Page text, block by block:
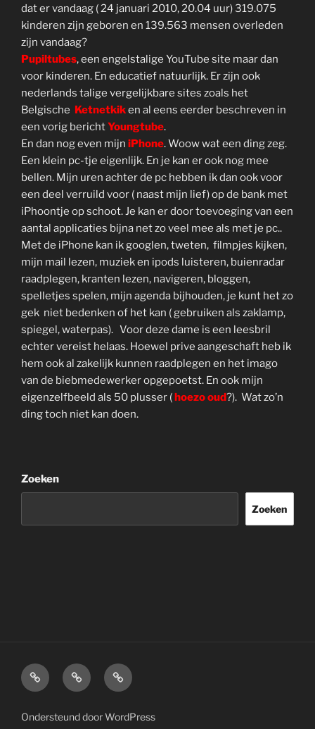
dat er vandaag ( 24 januari 2010, 20.04 uur) 319.075
kinderen zijn geboren en 139.563 mensen overleden
zijn vandaag?
Pupiltubes, een engelstalige YouTube site maar dan
voor kinderen. En educatief natuurlijk. Er zijn ook
nederlands talige vergelijkbare sites zoals het
Belgische
Ketnetkiken al eens eerder beschreven in
een vorig berichtYoungtube.
En dan nog even mijn iPhone. Woow wat een ding zeg.
Een klein pc-tje eigenlijk. En je kan er ook nog mee
bellen. Mijn uren achter de pc hebben ik dan ook voor
een deel verruild voor ( naast mijn lief) op de bank met
iPhoontje op schoot. Je kan er door toevoeging van een
aantal applicaties bijna net zo veel mee als met je pc..
Met de iPhone kan ik googlen, tweten, filmpjes kijken,
mijn mail lezen, muziek en ipods luisteren, buienradar
raadplegen, kranten lezen, navigeren, bloggen,
spelletjes spelen, mijn agenda bijhouden, je kunt het zo
gek niet bedenken of het kan ( gebruiken als zaklamp,
spiegel, waterpas). Voor deze dame is een leesbril
echter vereist helaas. Hoewel prive aangeschaft heb ik
hem ook al zakelijk kunnen raadplegen en het imago
van de biebmedewerker opgepoetst. En ook mijn
eigenzelfbeeld als 50 plusser ( hoezo oud?). Wat zo’n
ding toch niet kan doen.
Zoeken
Zoeken
Home
Over
mij.
Disclaimer.
Ondersteund door WordPress